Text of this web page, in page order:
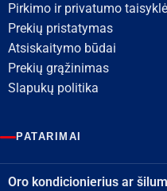
Pirkimo ir privatumo
Prekių pristatymas
Atsiskaitymo būdai
Prekių grąžinimas
Slapukų politika
PATARIMAI
Oro kondicionierius ar